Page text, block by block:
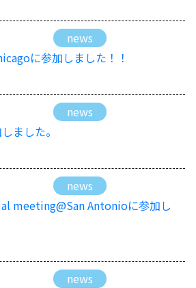
news
に参加しました！！
news
ました。
news
meeting@San Antonioに参加し
news